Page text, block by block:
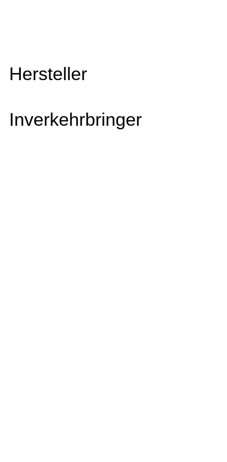
Hersteller
Inverkehrbringer